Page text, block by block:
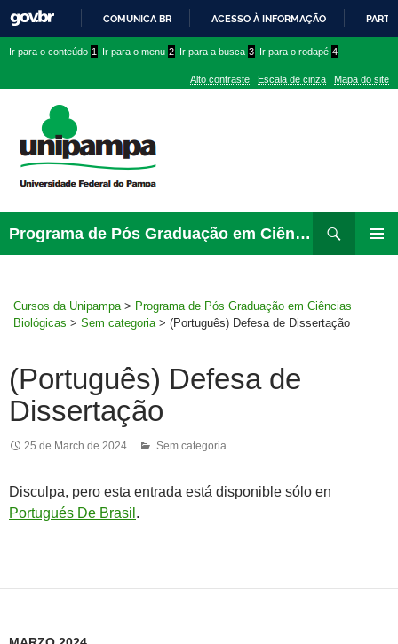
PARA
CONTEÚDO
COMUNICA BR ACESSO À INFORMAÇÃO
conteúdo
menu
superior
menu
Ir para o conteúdo 1 Ir para o menu 2 Ir para a busca 3 Ir para o rodapé 4
Alto contraste Escala de cinza Mapa do site
Programa de Pós Graduação em Ciências Biológicas
para
Cursos da Unipampa > Programa de Pós Graduação em Ciências
Biológicas > Sem categoria > (Português) Defesa de Dissertação
(Português) Defesa de
Dissertação
25 de March de 2024 Sem categoria
Disculpa, pero esta entrada está disponible sólo en
Portugués De Brasil .